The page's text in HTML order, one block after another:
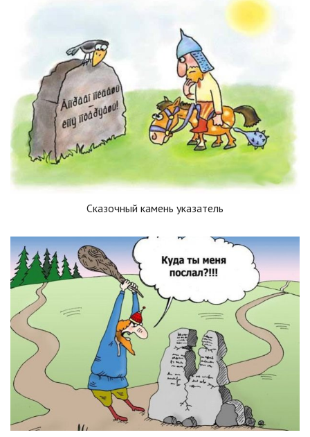
Сказочный камень указатель